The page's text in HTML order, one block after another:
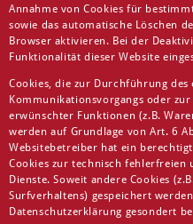
Annahme von Cookies für
sowie das automatische Löschen
Browser aktivieren. Bei der
Funktionalität dieser Website
Cookies, die zur Durchführung des
Kommunikationsvorgangs oder
erwünschter Funktionen (z.B.
werden auf Grundlage von Art. 6
Websitebetreiber hat ein
Cookies zur technisch
Dienste. Soweit andere Cookies
Surfverhaltens) gespeichert
Datenschutzerklärung gesondert